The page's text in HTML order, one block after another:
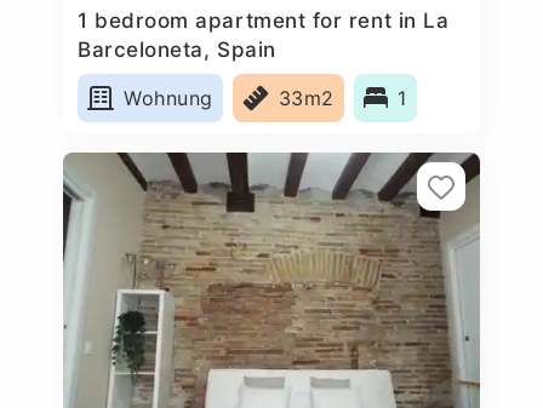
1 bedroom apartment for rent in La
Barceloneta, Spain
Wohnung
33m2 1